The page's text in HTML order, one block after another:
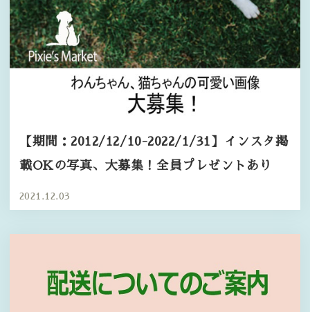
【期間：2012/12/10-2022/1/31】インスタ掲
載OKの写真、大募集！全員プレゼントあり
2021.12.03